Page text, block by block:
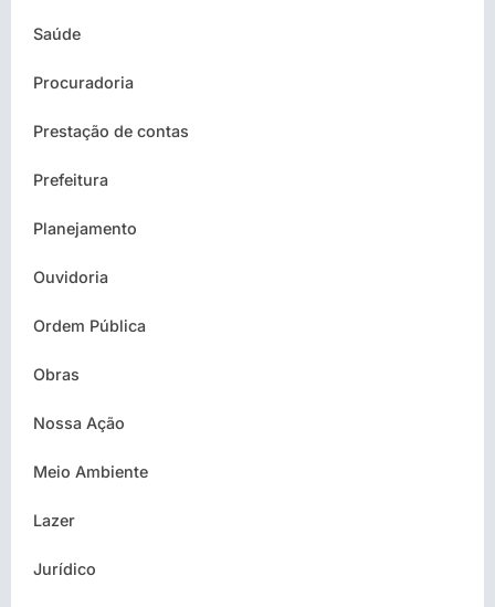
Saúde
Procuradoria
Prestação de contas
Prefeitura
Planejamento
Ouvidoria
Ordem Pública
Obras
Nossa Ação
Meio Ambiente
Lazer
Jurídico